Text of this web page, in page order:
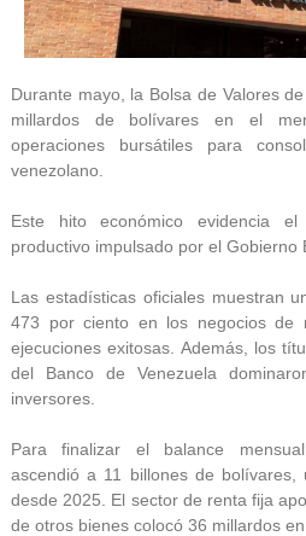
Durante mayo, la Bolsa de Valores
millardos de bolívares en el
operaciones bursátiles para
venezolano.
Este hito económico evidencia
productivo impulsado por el Gobierno
Las estadísticas oficiales muestran
473 por ciento en los negocios de
ejecuciones exitosas. Además, los
del Banco de Venezuela
inversores.
Para finalizar el balance
ascendió a 11 billones de
desde 2025. El sector de renta fija
de otros bienes colocó 36 millardos